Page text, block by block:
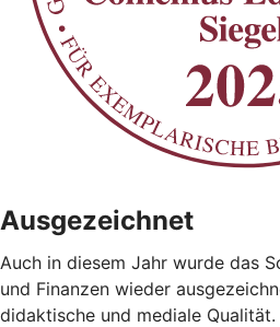
Ausgezeichnet
Auch in diesem Jahr wurde das
und Finanzen wieder
didaktische und mediale